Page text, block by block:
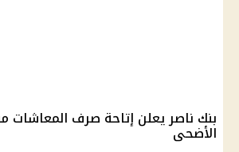
بنك ناصر يعلن إتاحة صرف المعاشات
الأضحى